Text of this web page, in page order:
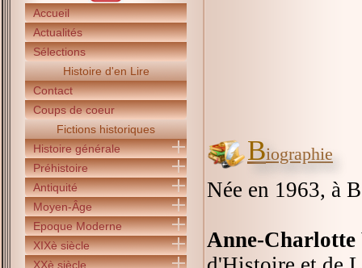
Accueil
Actualités
Sélections
Histoire d'en Lire
Contact
Coups de coeur
Fictions historiques
Histoire générale
Préhistoire
Antiquité
Moyen-Âge
Epoque Moderne
XIXè siècle
XXè siècle
Biographie
Née en 1963, à
Anne-Charlotte